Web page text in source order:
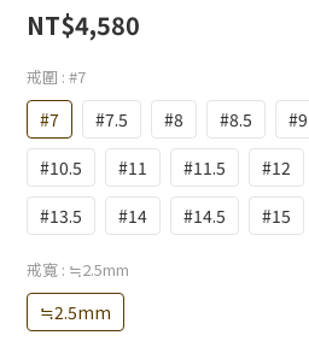
NT$4,580
戒圍 : #7
#7 #7.5 #8 #8.5 #9
#10.5
#11 #11.5 #12
#13.5
#14 #14.5 #15
戒寬 : ≒2.5mm
≒2.5mm